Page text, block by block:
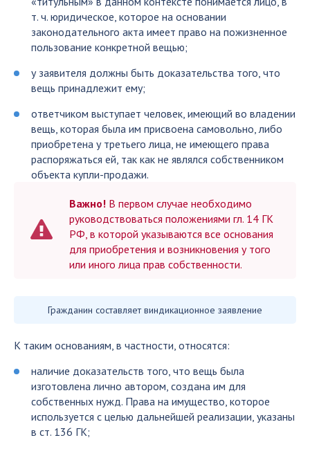
т. ч. юридическое, которое на основании
законодательного акта имеет право на пожизненное
пользование конкретной вещью;
у заявителя должны быть доказательства того, что
вещь принадлежит ему;
ответчиком выступает человек, имеющий во владении
вещь, которая была им присвоена самовольно, либо
приобретена у третьего лица, не имеющего права
распоряжаться ей, так как не являлся собственником
объекта купли-продажи.
Важно! В первом случае необходимо
руководствоваться положениями гл. 14 ГК
РФ, в которой указываются все основания
для приобретения и возникновения у того
или иного лица прав собственности.
Гражданин составляет виндикационное заявление
К таким основаниям, в частности, относятся:
наличие доказательств того, что вещь была
изготовлена лично автором, создана им для
собственных нужд. Права на имущество, которое
используется с целью дальнейшей реализации, указаны
в ст. 136 ГК;